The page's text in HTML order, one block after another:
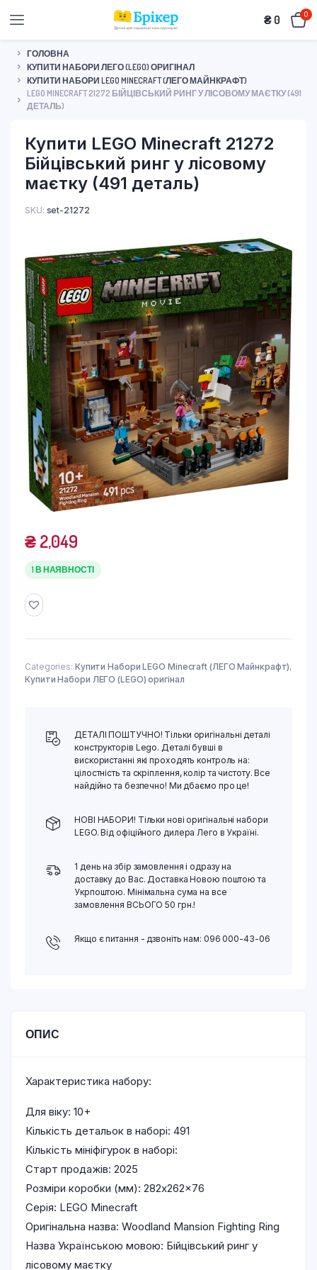
₴ 0 0
ГОЛОВНА
КУПИТИ НАБОРИ ЛЕГО (LEGO) ОРИГІНАЛ
КУПИТИ НАБОРИ LEGO MINECRAFT (ЛЕГО МАЙНКРАФТ)
LEGO MINECRAFT 21272 БІЙЦІВСЬКИЙ РИНГ У ЛІСОВОМУ МАЄТКУ (491
ДЕТАЛЬ)
Купити LEGO Minecraft 21272
Бійцівський ринг у лісовому
маєтку (491 деталь)
SKU: set-21272
₴2,049
1 В НАЯВНОСТІ
Categories: Купити Набори LEGO Minecraft (ЛЕГО Майнкрафт),
Купити Набори ЛЕГО (LEGO) оригінал
ДЕТАЛІ ПОШТУЧНО! Тільки оригінальні деталі
конструкторів Lego. Деталі бувші в
вискористанні які проходять контроль на:
цілостність та скріплення, колір та чистоту. Все
найдійно та безпечно! Ми дбаємо про це!
НОВІ НАБОРИ! Тільки нові оригінальні набори
LEGO. Від офіційного дилера Лего в Україні.
1 день на збір замовлення і одразу на
доставку до Вас. Доставка Новою поштою та
Укрпоштою. Мінімальна сума на все
замовлення ВСЬОГО 50 грн.!
Якщо є питання - дзвоніть нам: 096 000-43-06
ОПИС
Характеристика набору:
Для віку: 10+
Кількість детальок в наборі: 491
Кількість мініфігурок в наборі:
Старт продажів: 2025
Розміри коробки (мм): 282x262x76
Серія: LEGO Minecraft
Оригінальна назва: Woodland Mansion Fighting Ring
Назва Українською мовою: Бійцівський ринг у
лісовому маєтку